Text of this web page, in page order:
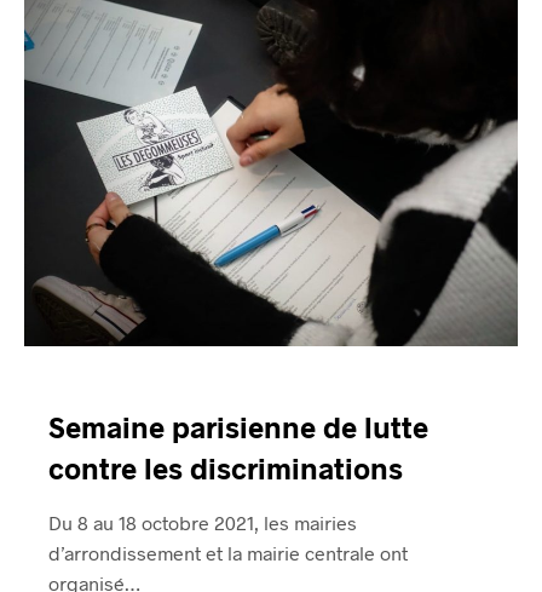
Semaine parisienne de lutte
contre les discriminations
Du 8 au 18 octobre 2021, les mairies
d’arrondissement et la mairie centrale ont
organisé…